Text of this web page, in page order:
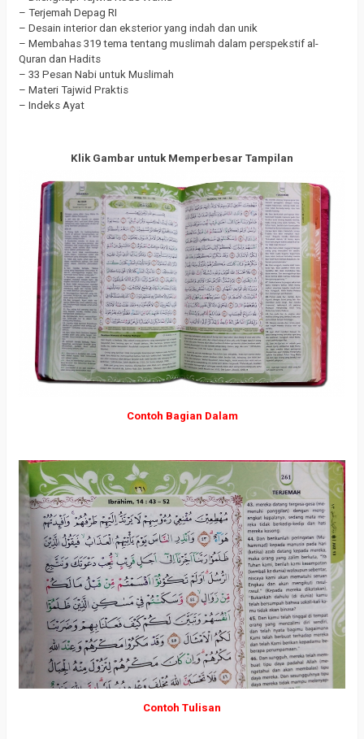
– Terjemah Depag RI
– Desain interior dan eksterior yang indah dan unik
– Membahas 319 tema tentang muslimah dalam perspekstif al-
Quran dan Hadits
– 33 Pesan Nabi untuk Muslimah
– Materi Tajwid Praktis
– Indeks Ayat
Klik Gambar untuk Memperbesar Tampilan
Contoh Bagian Dalam
Contoh Tulisan